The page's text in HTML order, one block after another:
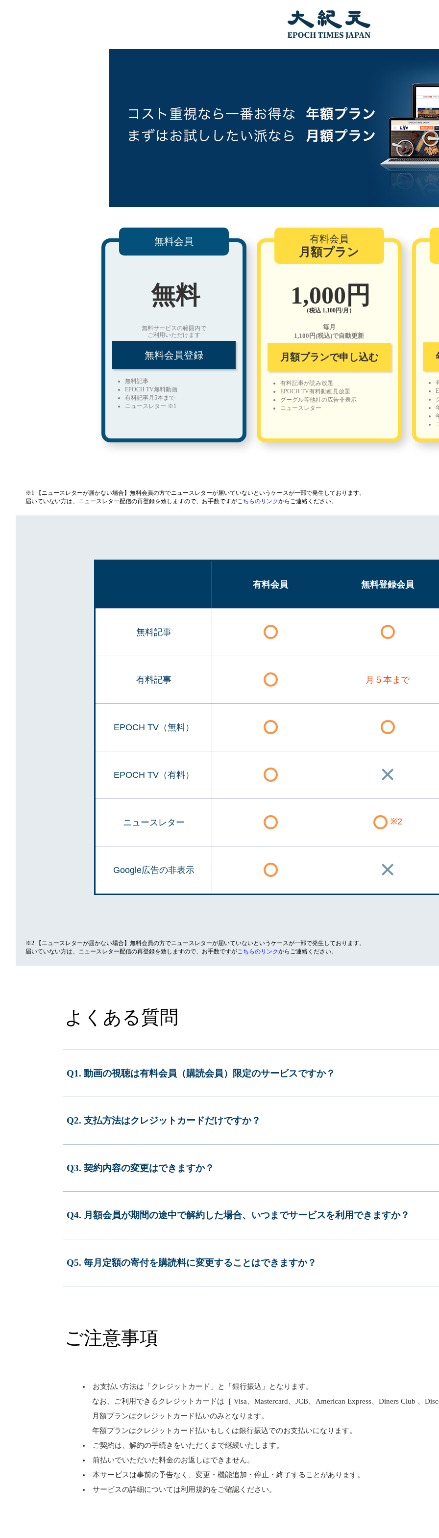
無料会員
無料
無料サービスの範囲内で
ご利用いただけます
無料会員登録
無料記事
EPOCH TV無料動画
有料記事月5本まで
ニュースレター ※1
有料会員
月額プラン
1,000円
（税込 1,100円/月）
毎月
1,100円(税込)で自動更新
月額プランで申し込む
有料記事が読み放題
EPOCH TV有料動画見放題
グーグル等他社の広告非表示
ニュースレター
※1 【ニュースレターが届かない場合】無料会員の方でニュースレターが届いていないというケースが一部で発生しております。
届いていない方は、ニュースレター配信の再登録を致しますので、お手数ですがこちらのリンクからご連絡ください。
有料会員 無料登録会員
無料記事
有料記事 月５本まで
EPOCH TV（無料）
EPOCH TV（有料）
ニュースレター ※2
Google広告の非表示
※2 【ニュースレターが届かない場合】無料会員の方でニュースレターが届いていないというケースが一部で発生しております。
届いていない方は、ニュースレター配信の再登録を致しますので、お手数ですがこちらのリンクからご連絡ください。
よくある質問
Q1. 動画の視聴は有料会員（購読会員）限定のサービスですか？
Q2. 支払方法はクレジットカードだけですか？
Q3. 契約内容の変更はできますか？
Q4. 月額会員が期間の途中で解約した場合、いつまでサービスを利用できますか？
Q5. 毎月定額の寄付を購読料に変更することはできますか？
ご注意事項
お支払い方法は「クレジットカード」と「銀行振込」となります。
なお、ご利用できるクレジットカードは［ Visa、Mastercard、JCB、American Express、Diners Club 、
月額プランはクレジットカード払いのみとなります。
年額プランはクレジットカード払いもしくは銀行振込でのお支払いになります。
ご契約は、解約の手続きをいただくまで継続いたします。
前払いでいただいた料金のお返しはできません。
本サービスは事前の予告なく、変更・機能追加・停止・終了することがあります。
サービスの詳細については利用規約をご確認ください。